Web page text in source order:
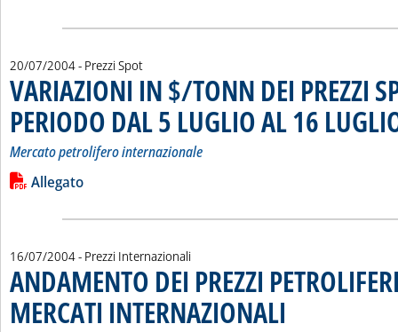
20/07/2004- Prezzi Spot
VARIAZIONI IN $/TONN DEI PREZZI
PERIODO DAL 5 LUGLIO AL 16
Mercato petrolifero internazionale
Leggi tutta la notizia: 'VARIAZIONI IN $/TONN DEI PREZZI
Lista allegati PDF alla notizia
Allegato
16/07/2004- Prezzi Internazionali
ANDAMENTO DEI PREZZI
MERCATI INTERNAZIONALI